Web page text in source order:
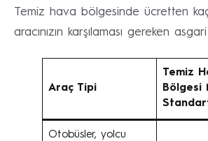
Temiz hava bölgesinde ücretten
aracınızın karşılaması gereken
Araç Tipi
Temiz
Bölgesi
Otobüsler, yolcu